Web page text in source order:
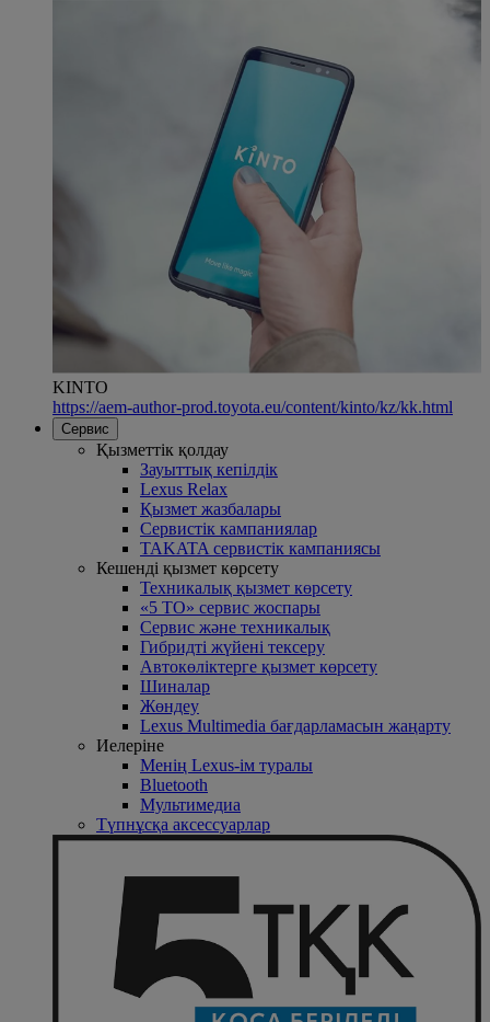
KINTO
https://aem-author-prod.toyota.eu/content/kinto/kz/kk.html
Сервис
Қызметтік қолдау
Зауыттық кепілдік
Lexus Relax
Қызмет жазбалары
Сервистік кампаниялар
TAKATA сервистік кампаниясы
Кешенді қызмет көрсету
Техникалық қызмет көрсету
«5 ТО» сервис жоспары
Сервис және техникалық
Гибридті жүйені тексеру
Автокөліктерге қызмет көрсету
Шиналар
Жөндеу
Lexus Multimedia бағдарламасын жаңарту
Иелеріне
Менің Lexus-ім туралы
Bluetooth
Mультимедиа
Түпнұсқа аксессуарлар